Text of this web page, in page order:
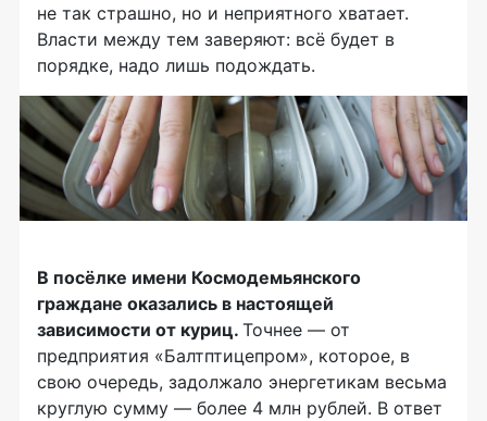
не так страшно, но и неприятного хватает.
Власти между тем заверяют: всё будет в
порядке, надо лишь подождать.
В посёлке имени Космодемьянского
граждане оказались в настоящей
зависимости от куриц. Точнее — от
предприятия «Балтптицепром», которое, в
свою очередь, задолжало энергетикам весьма
круглую сумму — более 4 млн рублей. В ответ